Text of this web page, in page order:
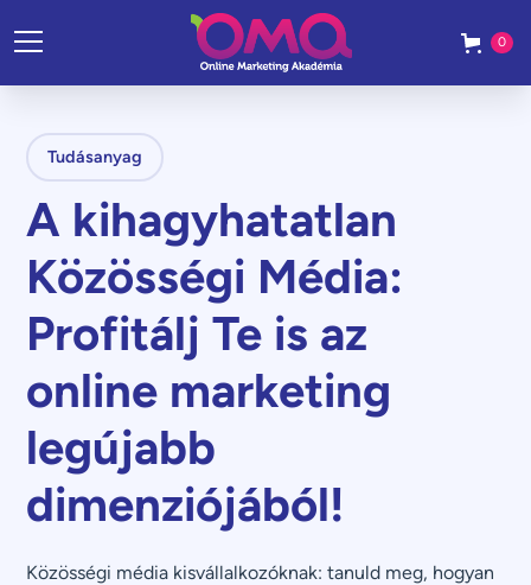
0
Tudásanyag
A kihagyhatatlan
Közösségi Média:
Profitálj Te is az
online marketing
legújabb
dimenziójából!
Közösségi média kisvállalkozóknak: tanuld meg, hogyan